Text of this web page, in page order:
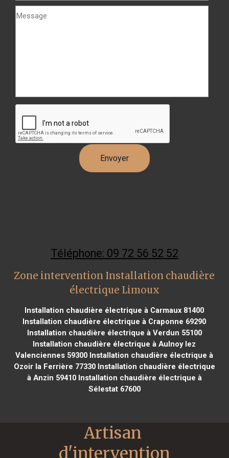
Téléphone: 09 72 56 52 52
Zone intervention Installation chaudière
électrique Limoux
Installation chaudière électrique à Carmaux 81400
Installation chaudière électrique à Craponne 69290
Installation chaudière électrique à Verdun 55100
Installation chaudière électrique à Aulnoy lez
Valenciennes 59300 Installation chaudière électrique à
Ozoir la Ferrière 77330Installation chaudière électrique
à Anzin 59410Installation chaudière électrique à
Sélestat 67600
Artisan
d'intervention